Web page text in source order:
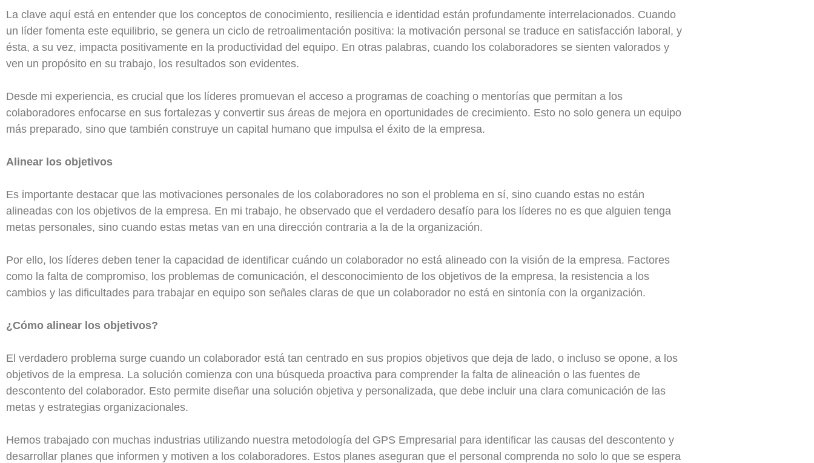
La clave aquí está en entender que los conceptos de conocimiento, resiliencia e identidad están profundamente interrelacionados. Cuando
un líder fomenta este equilibrio, se genera un ciclo de retroalimentación positiva: la motivación personal se traduce en satisfacción laboral, y
ésta, a su vez, impacta positivamente en la productividad del equipo. En otras palabras, cuando los colaboradores se sienten valorados y
ven un propósito en su trabajo, los resultados son evidentes.
Desde mi experiencia, es crucial que los líderes promuevan el acceso a programas de coaching o mentorías que permitan a los
colaboradores enfocarse en sus fortalezas y convertir sus áreas de mejora en oportunidades de crecimiento. Esto no solo genera un equipo
más preparado, sino que también construye un capital humano que impulsa el éxito de la empresa.
Alinear los objetivos
Es importante destacar que las motivaciones personales de los colaboradores no son el problema en sí, sino cuando estas no están
alineadas con los objetivos de la empresa. En mi trabajo, he observado que el verdadero desafío para los líderes no es que alguien tenga
metas personales, sino cuando estas metas van en una dirección contraria a la de la organización.
Por ello, los líderes deben tener la capacidad de identificar cuándo un colaborador no está alineado con la visión de la empresa. Factores
como la falta de compromiso, los problemas de comunicación, el desconocimiento de los objetivos de la empresa, la resistencia a los
cambios y las dificultades para trabajar en equipo son señales claras de que un colaborador no está en sintonía con la organización.
¿Cómo alinear los objetivos?
El verdadero problema surge cuando un colaborador está tan centrado en sus propios objetivos que deja de lado, o incluso se opone, a los
objetivos de la empresa. La solución comienza con una búsqueda proactiva para comprender la falta de alineación o las fuentes de
descontento del colaborador. Esto permite diseñar una solución objetiva y personalizada, que debe incluir una clara comunicación de las
metas y estrategias organizacionales.
Hemos trabajado con muchas industrias utilizando nuestra metodología del GPS Empresarial para identificar las causas del descontento y
desarrollar planes que informen y motiven a los colaboradores. Estos planes aseguran que el personal comprenda no solo lo que se espera